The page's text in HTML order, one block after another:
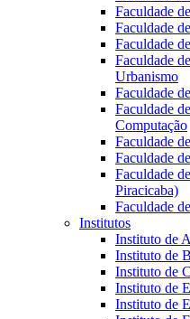
Faculdade
Faculdade
Faculdade
Faculdade
Urbanismo
Faculdade
Faculdade
Computação
Faculdade
Faculdade
Faculdade
Piracicaba)
Faculdade
Institutos
Instituto de
Instituto de
Instituto de
Instituto de
Instituto de